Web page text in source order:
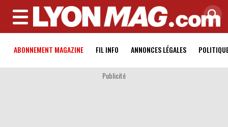
MENU
ABONNEMENT MAGAZINE FIL INFO ANNONCES LÉGALES
Publicité